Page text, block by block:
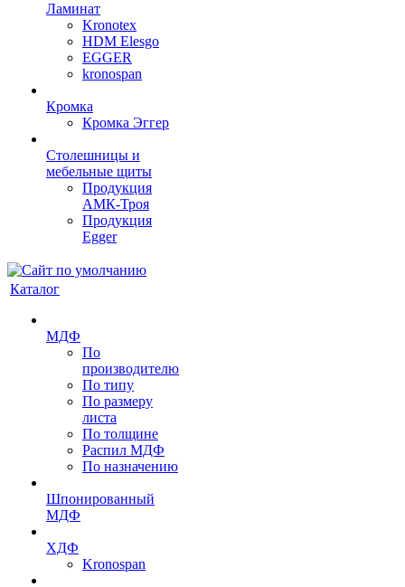
Ламинат
Kronotex
HDM Elesgo
EGGER
kronospan
Кромка
Кромка Эггер
Столешницы и
мебельные щиты
Продукция
АМК-Троя
Продукция
Egger
Каталог
МДФ
По
производителю
По типу
По размеру
листа
По толщине
Распил МДФ
По назначению
Шпонированный
МДФ
ХДФ
Kronospan